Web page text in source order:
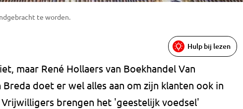
te worden.
Hulp bij lezen
maar René Hollaers van Boekhandel Van
Breda doet er wel alles aan om zijn klanten ook in
brengen het 'geestelijk voedsel'